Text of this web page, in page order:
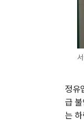
정유
급
는